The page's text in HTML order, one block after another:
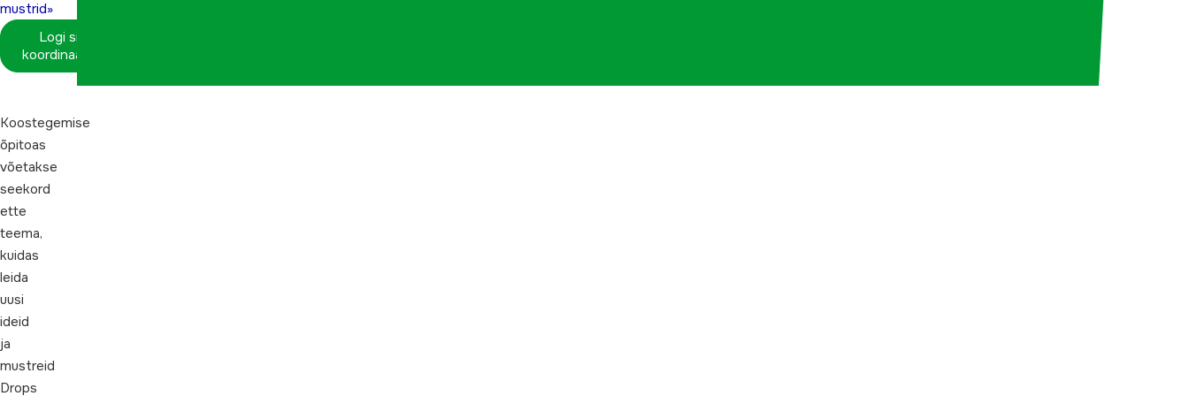
mustrid»
Logi sisse
koordinaatorina
Koostegemise
õpitoas
võetakse
seekord
ette
teema,
kuidas
leida
uusi
ideid
ja
mustreid
Drops